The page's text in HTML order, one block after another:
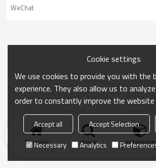
WeChat
Главная поиск категория
Cookie settings
We use cookies to provide you with the
experience. They also allow us to
order to constantly improve the
Accept all Accept Selection
Necessary
Analytics